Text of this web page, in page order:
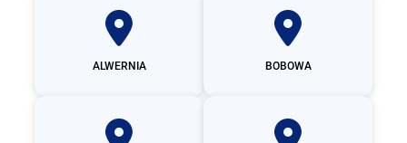
ALWERNIA BOBOWA